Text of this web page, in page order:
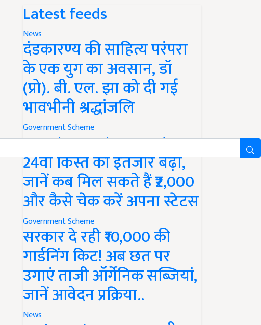
Latest feeds
News
दंडकारण्य की साहित्य परंपरा
के एक युग का अवसान, डॉ
(प्रो). बी. एल. झा को दी गई
भावभीनी श्रद्धांजलि
Government Scheme
PM Kisan Yojana Update:
24वीं किस्त का इंतजार बढ़ा,
जानें कब मिल सकते हैं ₹2,000
और कैसे चेक करें अपना स्टेटस
Government Scheme
सरकार दे रही ₹10,000 की
गार्डनिंग किट! अब छत पर
उगाएं ताजी ऑर्गेनिक सब्जियां,
जानें आवेदन प्रक्रिया..
News